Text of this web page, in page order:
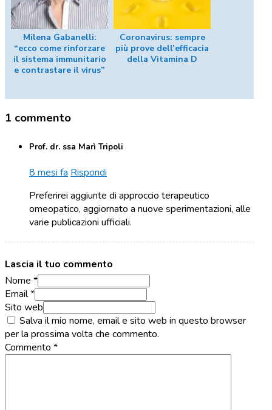
Milena Gabanelli:
“ecco come rinforzare
il sistema immunitario
e contrastare il virus”
Coronavirus: sempre
più prove dell’efficacia
della Vitamina D
1 commento
Prof. dr. ssa Marì Tripoli
8 mesi fa Rispondi
Preferirei aggiunte di approccio terapeutico
omeopatico, aggiornato a nuove sperimentazioni, alle
varie publicazioni ufficiali.
Lascia il tuo commento
Nome *
Email *
Sito web
Salva il mio nome, email e sito web in questo browser
per la prossima volta che commento.
Commento *